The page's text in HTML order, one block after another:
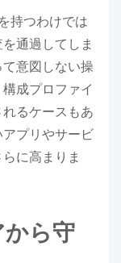
持つわけでは
通過してしま
意図しない操
成プロファイ
るケースもあ
プリやサービ
に高まりま
ら守